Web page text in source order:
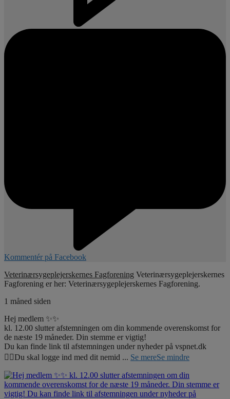
Kommentér på Facebook
Veterinærsygeplejerskernes Fagforening Veterinærsygeplejerskernes
Fagforening er her: Veterinærsygeplejerskernes Fagforening.
1 måned siden
Hej medlem ✨✨
kl. 12.00 slutter afstemningen om din kommende overenskomst for
de næste 19 måneder. Din stemme er vigtig!
Du kan finde link til afstemningen under nyheder på vspnet.dk
☝🏼Du skal logge ind med dit nemid ... Se mereSe mindre